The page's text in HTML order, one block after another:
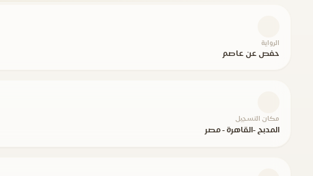
الرواية
حفص عن عاصم
مكان التسجيل
المدبح -القاهرة - مصر